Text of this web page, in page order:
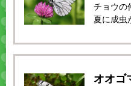
チョウの
夏に成虫
オオゴ